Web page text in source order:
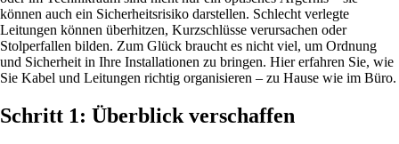
können auch ein Sicherheitsrisiko darstellen. Schlecht verlegte
Leitungen können überhitzen, Kurzschlüsse verursachen oder
Stolperfallen bilden. Zum Glück braucht es nicht viel, um Ordnung
und Sicherheit in Ihre Installationen zu bringen. Hier erfahren Sie, wie
Sie Kabel und Leitungen richtig organisieren – zu Hause wie im Büro.
Schritt 1: Überblick verschaffen